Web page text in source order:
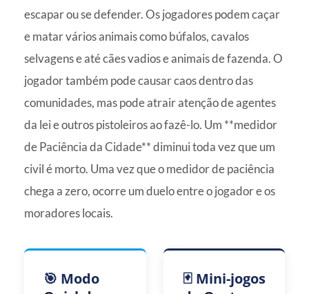
escapar ou se defender. Os jogadores podem caçar
e matar vários animais como búfalos, cavalos
selvagens e até cães vadios e animais de fazenda. O
jogador também pode causar caos dentro das
comunidades, mas pode atrair atenção de agentes
da lei e outros pistoleiros ao fazê-lo. Um **medidor
de Paciência da Cidade** diminui toda vez que um
civil é morto. Uma vez que o medidor de paciência
chega a zero, ocorre um duelo entre o jogador e os
moradores locais.
🎯 Modo
🃏 Mini-jogos